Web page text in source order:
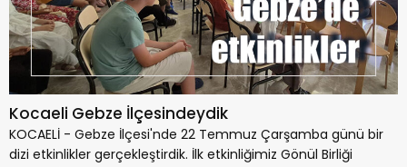
Kocaeli Gebze İlçesindeydik
KOCAELİ - Gebze İlçesi'nde 22 Temmuz Çarşamba günü bir
dizi etkinlikler gerçekleştirdik. İlk etkinliğimiz Gönül Birliği